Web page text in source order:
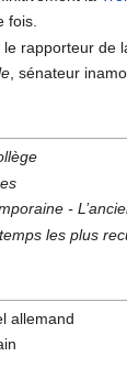
fois.
rapporteur de
, sénateur
-
les plus
allemand